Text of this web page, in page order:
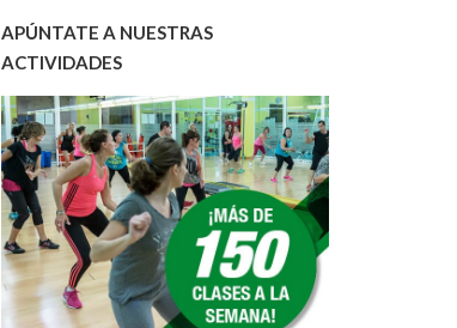
APÚNTATE A NUESTRAS
ACTIVIDADES